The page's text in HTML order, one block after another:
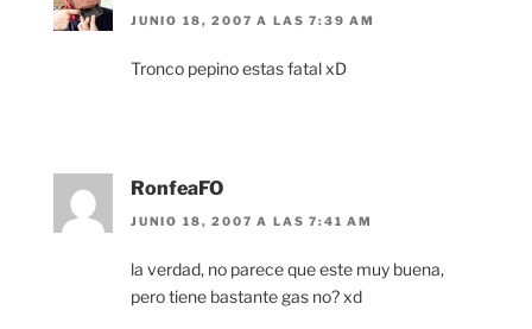
JUNIO 18, 2007 A LAS 7:39 AM
Tronco pepino estas fatal xD
RonfeaFO
JUNIO 18, 2007 A LAS 7:41 AM
la verdad, no parece que este muy buena,
pero tiene bastante gas no? xd